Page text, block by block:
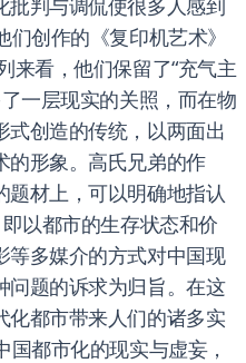
创作的《复印机艺术》
来看，他们保留了“充气主
一层现实的关照，而在物
式创造的传统，以两面出
的形象。高氏兄弟的作
材上，可以明确地指认
以都市的生存状态和价
等多媒介的方式对中国现
问题的诉求为归旨。在这
化都市带来人们的诸多实
都市化的现实与虚妄，